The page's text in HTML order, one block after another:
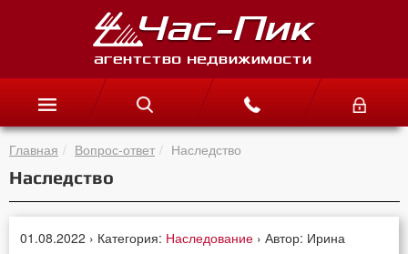
Главная Вопрос-ответ Наследство
Наследство
01.08.2022 › Категория: Наследование › Автор: Ирина